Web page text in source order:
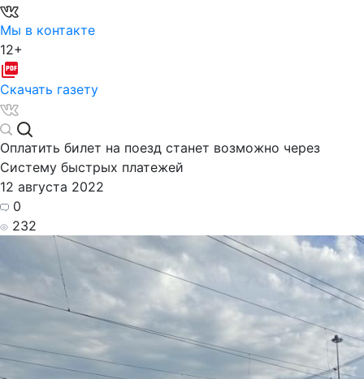
Мы в контакте
12+
Скачать газету
Оплатить билет на поезд станет возможно через
Систему быстрых платежей
12 августа 2022
0
232